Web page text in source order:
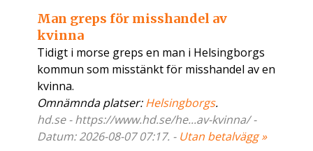
Man greps för misshandel av
kvinna
Tidigt i morse greps en man i Helsingborgs
kommun som misstänkt för misshandel av en
kvinna.
Omnämnda platser:Helsingborgs.
hd.se - https://www.hd.se/he...av-kvinna/ -
Datum: 2026-08-07 07:17. - Utan betalvägg »